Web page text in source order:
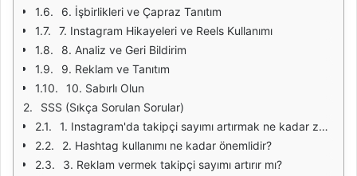
6. İşbirlikleri ve Çapraz Tanıtım
7. Instagram Hikayeleri ve Reels Kullanımı
8. Analiz ve Geri Bildirim
9. Reklam ve Tanıtım
10. Sabırlı Olun
SSS (Sıkça Sorulan Sorular)
1. Instagram'da takipçi sayımı artırmak ne kadar zaman alır?
2. Hashtag kullanımı ne kadar önemlidir?
3. Reklam vermek takipçi sayımı artırır mı?